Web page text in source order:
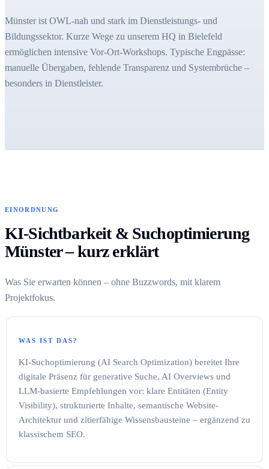
Münster ist OWL-nah und stark im Dienstleistungs- und
Bildungssektor. Kurze Wege zu unserem HQ in Bielefeld
ermöglichen intensive Vor-Ort-Workshops. Typische Engpässe:
manuelle Übergaben, fehlende Transparenz und Systembrüche –
besonders in Dienstleister.
EINORDNUNG
KI-Sichtbarkeit & Suchoptimierung
Münster – kurz erklärt
Was Sie erwarten können – ohne Buzzwords, mit klarem
Projektfokus.
WAS IST DAS?
KI-Suchoptimierung (AI Search Optimization) bereitet Ihre
digitale Präsenz für generative Suche, AI Overviews und
LLM-basierte Empfehlungen vor: klare Entitäten (Entity
Visibility), strukturierte Inhalte, semantische Website-
Architektur und zitierfähige Wissensbausteine – ergänzend zu
klassischem SEO.